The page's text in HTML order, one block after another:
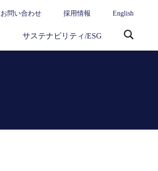
お問い合わせ 採用情報 English
サステナビリティ/ESG